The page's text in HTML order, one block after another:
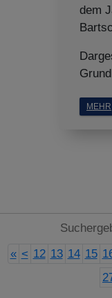
dem
MEHR
« < 12 13 14 15